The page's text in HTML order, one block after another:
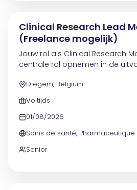
Clinical Research Lead
(Freelance mogelijk)
Jouw rol als Clinical Research
centrale rol opnemen in de
innovatieve MedTech-
Research Manager...
Diegem, Belgium
Voltijds
01/08/2026
Soins de santé, Pharmaceutique
Senior